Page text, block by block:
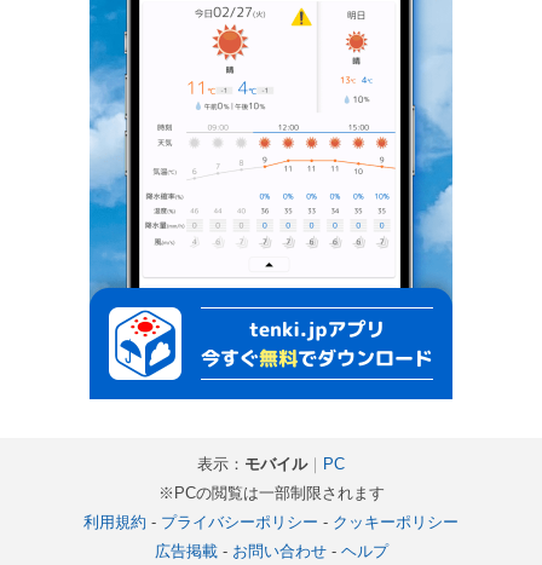
表示： モバイル｜ PC
※PCの閲覧は一部制限されます
利用規約 - プライバシーポリシー - クッキーポリシー
広告掲載- お問い合わせ- ヘルプ